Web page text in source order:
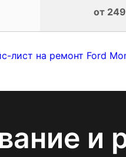
от
лист на ремонт Ford
и